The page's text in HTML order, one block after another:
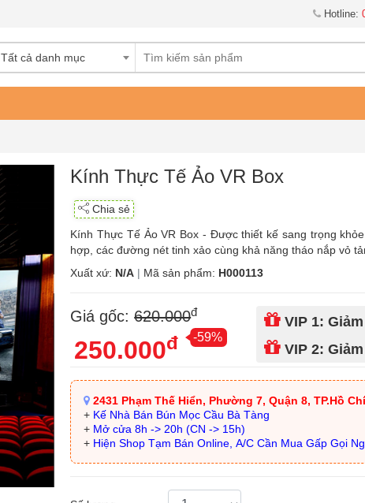
Hotline:
Tất cả danh mục
Kính Thực Tế Ảo VR Box
Chia sẻ
Kính Thực Tế Ảo VR Box - Được thiết kế sang trọng
hợp, các đường nét tinh xảo cùng khả năng tháo nắp vỏ
Xuất xứ: N/A | Mã sản phẩm: H000113
Giá gốc:620.000đ
250.000đ -59%
VIP 1:
VIP 2:
2431 Phạm Thế Hiển, Phường 7, Quận 8, TP.Hồ
+ Kế Nhà Bán Bún Mọc Cầu Bà Tàng
+ Mở cửa 8h -> 20h (CN -> 15h)
+ Hiện Shop Tạm Bán Online, A/C Cần Mua Gấp Gọi